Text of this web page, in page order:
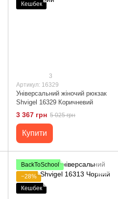
Кешбек
3
Артикул: 16329
Універсальний жіночий рюкзак
Shvigel 16329 Коричневий
3 367 грн 5 025 грн
Купити
BackToSchool
−28%
Кешбек